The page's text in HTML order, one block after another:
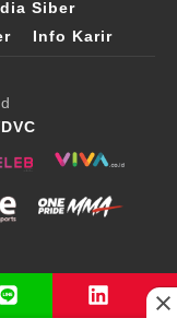
Siber
Info Karir